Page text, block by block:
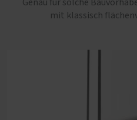
Genau für solche
mit klassisch